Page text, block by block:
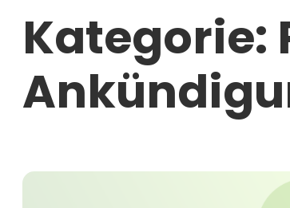
Kategorie: